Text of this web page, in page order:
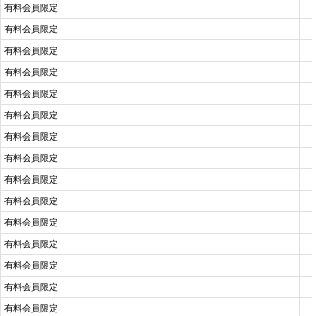
有料会員限定
有料会員限定
有料会員限定
有料会員限定
有料会員限定
有料会員限定
有料会員限定
有料会員限定
有料会員限定
有料会員限定
有料会員限定
有料会員限定
有料会員限定
有料会員限定
有料会員限定